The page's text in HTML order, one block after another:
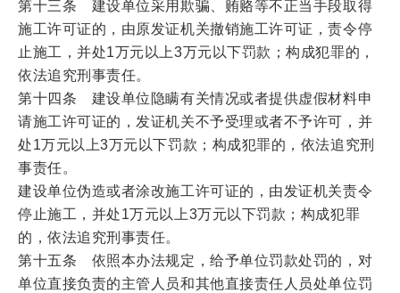
第十三条 建设单位采用欺骗、贿赂等不正当手段取得
施工许可证的，由原发证机关撤销施工许可证，责令停
止施工，并处1万元以上3万元以下罚款；构成犯罪的，
依法追究刑事责任。
第十四条 建设单位隐瞒有关情况或者提供虚假材料申
请施工许可证的，发证机关不予受理或者不予许可，并
处1万元以上3万元以下罚款；构成犯罪的，依法追究刑
事责任。
建设单位伪造或者涂改施工许可证的，由发证机关责令
停止施工，并处1万元以上3万元以下罚款；构成犯罪
的，依法追究刑事责任。
第十五条 依照本办法规定，给予单位罚款处罚的，对
单位直接负责的主管人员和其他直接责任人员处单位罚